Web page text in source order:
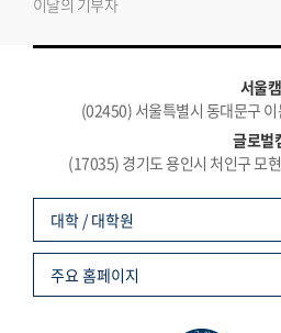
이달의 기부자
서울
(02450) 서울특별시 동대문구
글로벌
(17035) 경기도 용인시 처인구 모
대학 / 대학원
주요 홈페이지